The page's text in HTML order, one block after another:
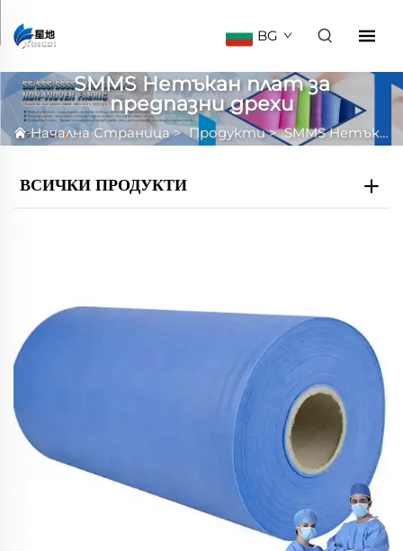
BG
SMMS Нетъкан плат за
предпазни дрехи
Начална Страница>Продукти>SMMS Нетъкан плат за предпазни дрехи
ВСИЧКИ ПРОДУКТИ